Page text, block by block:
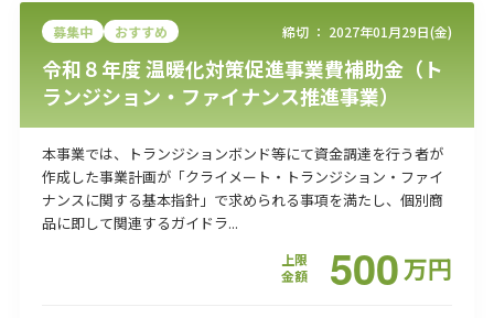
募集中 おすすめ 締切 ： 2027年01月29日(金)
令和８年度 温暖化対策促進事業費補助金（ト
ランジション・ファイナンス推進事業）
本事業では、トランジションボンド等にて資金調達を行う者が
作成した事業計画が「クライメート・トランジション・ファイ
ナンスに関する基本指針」で求められる事項を満たし、個別商
品に即して関連するガイドラ...
上限
金額
500万円